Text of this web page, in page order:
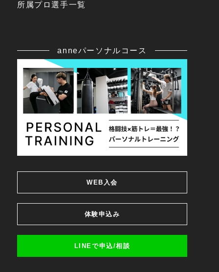
所属プロ選手一覧
anneパーソナルコース
WEB入会
体験申込み
LINEで申込/相談